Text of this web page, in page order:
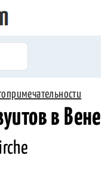
в Вене